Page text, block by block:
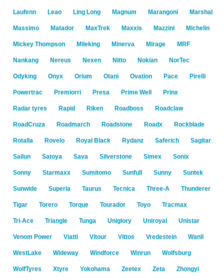
Laufenn Leao Ling Long Magnum Marangoni Marshal
Massimo Matador MaxTrek Maxxis Mazzini Michelin
Mickey Thompson Mileking Minerva Mirage MRF
Nankang Nereus Nexen Nitto Nokian NorTec
Odyking Onyx Orium Otani Ovation Pace Pirelli
Powertrac Premiorri Presa Prime Well Prinx
Radar tyres Rapid Riken Roadboss Roadclaw
RoadCruza Roadmarch Roadstone Roadx Rockblade
Rotalla Rovelo Royal Black Rydanz Saferich Sagitar
Sailun Satoya Sava Silverstone Simex Sonix
Sonny Starmaxx Sumitomo Sunfull Sunny Suntek
Sunwide Superia Taurus Tecnica Three-A Thunderer
Tigar Torero Torque Tourador Toyo Tracmax
Tri-Ace Triangle Tunga Uniglory Uniroyal Unistar
Venom Power Viatti Vitour Vittos Vredestein Wanli
WestLake Wideway Windforce Winrun Wolfsburg
WolfTyres Xtyre Yokohama Zeetex Zeta Zhongyi